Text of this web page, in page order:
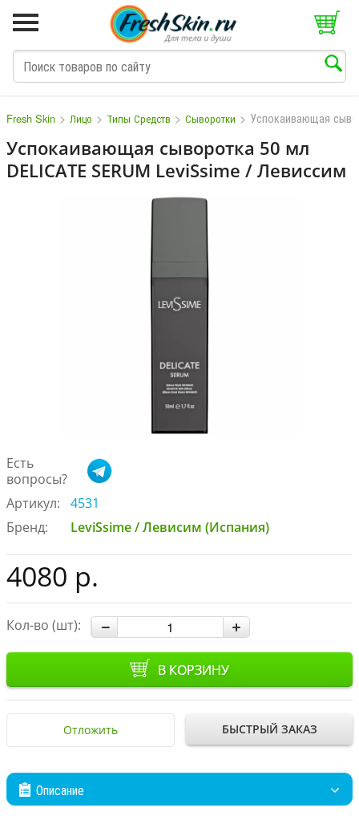
Fresh Skin > Лицо > Типы Средств > Сыворотки > Успокаивающая
Успокаивающая сыворотка 50 мл
DELICATE SERUM LeviSsime / Левиссим
Есть
вопросы?
Артикул:
4531
Бренд:
LeviSsime / Левисим (Испания)
4080 р.
Кол-во (шт):
В КОРЗИНУ
Отложить БЫСТРЫЙ ЗАКАЗ
Описание